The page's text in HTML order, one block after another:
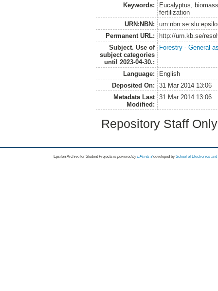
Keywords:
Eucalyptus,
fertilization
URN:NBN:
Permanent URL:
http://urn.kb.se/
Subject. Use of
subject categories
until 2023-04-30.:
Forestry - General
Language:
English
Deposited On:
31 Mar 2014 13:06
Metadata Last
Modified:
31 Mar 2014 13:06
Repository Staff
Epsilon Archive for Student Projects is powored byEPrints 3 developed by School of Electronics